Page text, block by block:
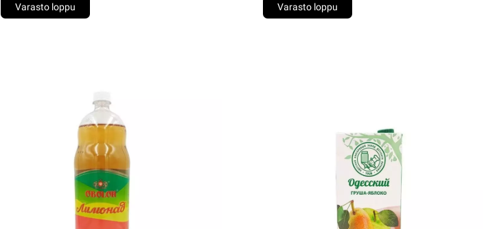
Varasto loppu Varasto loppu